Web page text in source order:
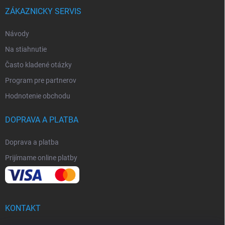
ZÁKAZNICKY SERVIS
Návody
Na stiahnutie
Často kladené otázky
Program pre partnerov
Hodnotenie obchodu
DOPRAVA A PLATBA
Doprava a platba
Prijímame online platby
KONTAKT